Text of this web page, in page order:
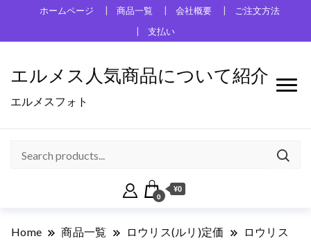
ホームページ 商品一覧 会社概要
ご注文方法
支払い
エルメス人気商品について紹介
エルメスフォト
0
¥0
Home 商品一覧 ロウリス(ルリ)定価
ロウリス